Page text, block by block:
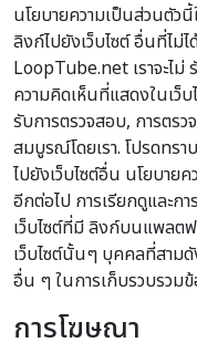
นโยบายความเป็นส่วนตัว
ลิงก์ไปยังเว็บไซต์ อื่นที่ไม่
LoopTube.net เราจะไ
ความคิดเห็นที่แสดงในเว็บ
รับการตรวจสอบ, การตร
สมบูรณ์โดยเรา. โปรดทร
ไปยังเว็บไซต์อื่น นโยบาย
อีกต่อไป การเรียกดูและ
เว็บไซต์ที่มี ลิงก์บนแพลต
เว็บไซต์นั้นๆ บุคคลที่สาม
อื่น ๆ ในการเก็บรวบรวม
การโฆษณา